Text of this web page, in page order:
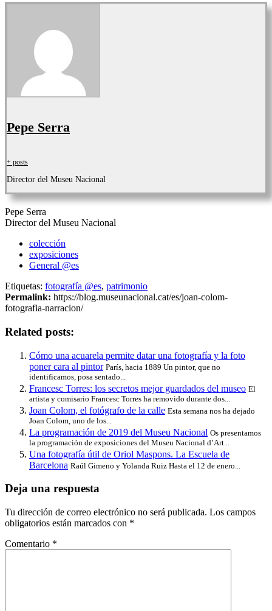
Pepe Serra
+ posts
Director del Museu Nacional
Pepe Serra
Director del Museu Nacional
colección
exposiciones
General @es
Etiquetas: fotografía @es, patrimonio
Permalink: https://blog.museunacional.cat/es/joan-colom-
fotografia-narracion/
Related posts:
Cómo una acuarela permite datar una fotografía y la foto
poner cara al pintor París, hacia 1889 Un pintor, que no
identificamos, posa sentado...
Francesc Torres: los secretos mejor guardados del museo El
artista y comisario Francesc Torres ha removido durante dos...
Joan Colom, el fotógrafo de la calle Esta semana nos ha dejado
Joan Colom, uno de los...
La programación de 2019 del Museu Nacional Os presentamos
la programación de exposiciones del Museu Nacional d’Art...
Una fotografía útil de Oriol Maspons. La Escuela de
Barcelona Raúl Gimeno y Yolanda Ruiz Hasta el 12 de enero...
Deja una respuesta
Tu dirección de correo electrónico no será publicada. Los campos
obligatorios están marcados con *
Comentario *